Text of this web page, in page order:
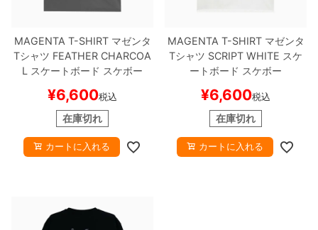
MAGENTA T-SHIRTマゼンタ
Tシャツ FEATHER CHARCOA
L
スケートボード スケボー
¥6,600税込
在庫切れ
カートに入れる
MAGENTA T-SHIRTマゼンタ
Tシャツ SCRIPT WHITE スケ
ートボード スケボー
¥6,600税込
在庫切れ
カートに入れる